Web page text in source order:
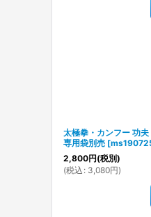
太極拳・カンフー 功
専用袋別売 [
2,800円(税別)
(税込 : 3,080円)